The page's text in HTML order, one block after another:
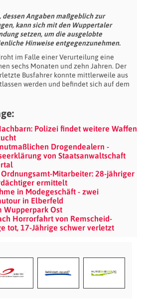
Angaben maßgeblich zur
kann sich mit den Wuppertaler
setzen, um die ausgelobte
Hinweise entgegenzunehmen.
im Falle einer Verurteilung eine
sechs Monaten und zehn Jahren. Der
Busfahrer konnte mittlerweile aus
werden und befindet sich auf dem
Polizei findet weitere Waffen
Drogendealern -
von Staatsanwaltschaft
Mitarbeiter: 28-jähriger
ermittelt
in Modegeschäft - zwei
in Elberfeld
Wupperpark Ost
Horrorfahrt von Remscheid-
tot, 17-Jährige schwer verletzt